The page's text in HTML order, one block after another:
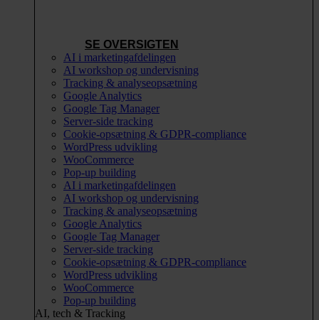
SE OVERSIGTEN
AI i marketingafdelingen
AI workshop og undervisning
Tracking & analyseopsætning
Google Analytics
Google Tag Manager
Server-side tracking
Cookie-opsætning & GDPR-compliance
WordPress udvikling
WooCommerce
Pop-up building
AI i marketingafdelingen
AI workshop og undervisning
Tracking & analyseopsætning
Google Analytics
Google Tag Manager
Server-side tracking
Cookie-opsætning & GDPR-compliance
WordPress udvikling
WooCommerce
Pop-up building
AI, tech & Tracking